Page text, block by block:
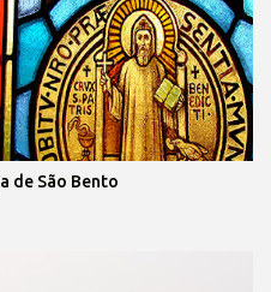
de São Bento